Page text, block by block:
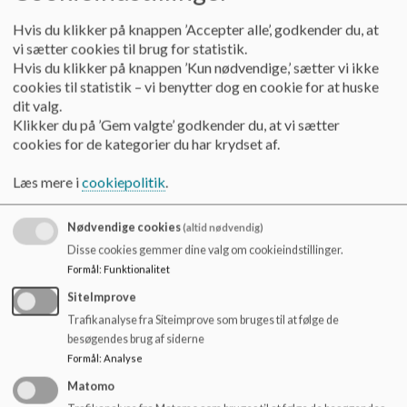
Hvad koster det at gå i Sportsklasse?
Det er gratis at gå i en Sportsklasse.
Klubber som udbyder morgentræning, kan dog godt tage
ekstra betaling for deltagelse i morgentræningen.
Hvordan er Sportsklasserne sammensat?
Når vi sammensætter Sportsklasserne i Odense tilstræber vi:
klasserne, og ikke alt for mange fra samme sportsgren
Hvem kan søge om optagelse i Sportsklasserne?
Sportsklasserne er et tilbud til elever, som opfylder følgende
grundbetingelser:
Du hører til blandt de bedste på Fyn i din årgang
Du er indstillet på at prioritere både sport og skole
Du er bosat i Odense Kommune og/eller tilknyttet en klub
hjemmehørende i Odense Kommune
Du er indstillet på at deltage aktivt og konstruktivt i såvel det
Hvis du klikker på knappen ’Accepter alle’, godkender du, at
vi sætter cookies til brug for statistik.
Hvis du klikker på knappen ’Kun nødvendige,’ sætter vi ikke
cookies til statistik – vi benytter dog en cookie for at huske
dit valg.
Klikker du på ’Gem valgte’ godkender du, at vi sætter
cookies for de kategorier du har krydset af.
Læs mere icookiepolitik.
Nødvendige cookies(altid nødvendig)
Disse cookies gemmer dine valg om cookieindstillinger.
Formål: Funktionalitet
SiteImprove
Trafikanalyse fra Siteimprove som bruges til at følge de
besøgendes brug af siderne
Formål: Analyse
Matomo